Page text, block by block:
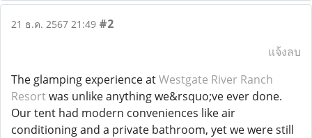
21 ธ.ค. 2567 21:49 #2
แจ้งลบ
The glamping experience atWestgate River Ranch
Resortwas unlike anything we&rsquo;ve ever done.
Our tent had modern conveniences like air
conditioning and a private bathroom, yet we were still